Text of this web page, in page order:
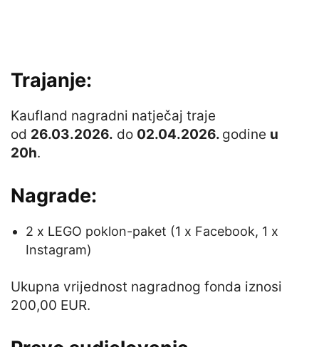
Trajanje:
Kaufland nagradni natječaj traje
od 26.03.2026. do 02.04.2026. godine u
20h.
Nagrade:
2 x LEGO poklon-paket (1 x Facebook, 1 x
Instagram)
Ukupna vrijednost nagradnog fonda iznosi
200,00 EUR.